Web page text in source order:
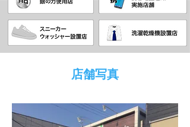
店舗写真